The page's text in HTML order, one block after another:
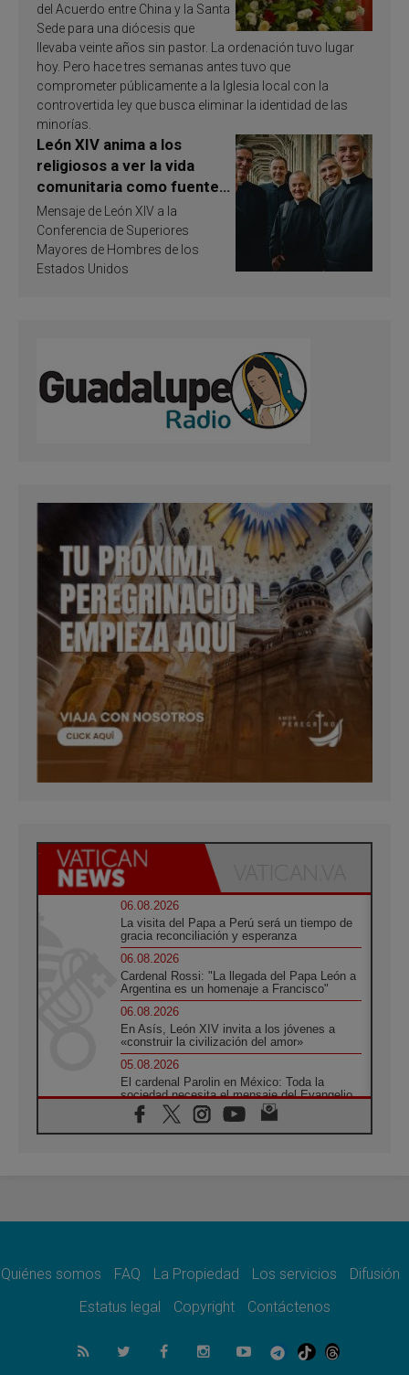
del Acuerdo entre China y la Santa
Sede para una diócesis que
llevaba veinte años sin pastor. La ordenación tuvo lugar
hoy. Pero hace tres semanas antes tuvo que
comprometer públicamente a la Iglesia local con la
controvertida ley que busca eliminar la identidad de las
minorías.
León XIV anima a los
religiosos a ver la vida
comunitaria como fuente
de inspiración y
santificación
Mensaje de León XIV a la
Conferencia de Superiores
Mayores de Hombres de los
Estados Unidos
06.08.2026
La visita del Papa a Perú será un tiempo de
gracia reconciliación y esperanza
06.08.2026
Cardenal Rossi: "La llegada del Papa León a
Argentina es un homenaje a Francisco"
06.08.2026
En Asís, León XIV invita a los jóvenes a
«construir la civilización del amor»
05.08.2026
El cardenal Parolin en México: Toda la
sociedad necesita el mensaje del Evangelio
05.08.2026
Santa María la Mayor, Makrickas: La gracia
Francisco, a la espera de León
Venezuela, Padre Pagniello: "En medio del
05.08.2026
La Fuerza del "Círculo de Héroes" con el
Quiénes somos FAQ La Propiedad Los servicios
Difusión
Estatus legal
Copyright Contáctenos